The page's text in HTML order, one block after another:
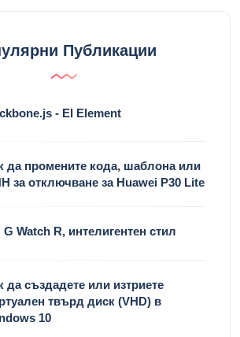
Публикации
- El Element
да промените кода, шаблона или
за отключване за Huawei P30 Lite
G Watch R, интелигентен стил
да създадете или изтриете
твърд диск (VHD) в
10